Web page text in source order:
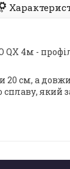
QX 4м -
см, а
який